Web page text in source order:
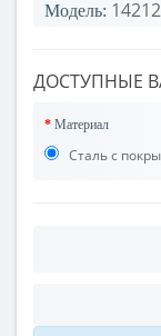
Модель:
ДОСТУПНЫЕ
Материал
Сталь с